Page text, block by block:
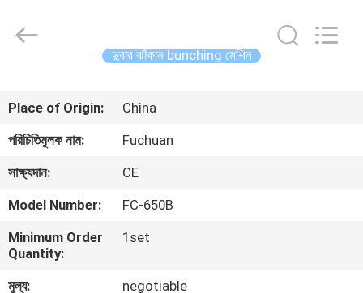
পণ্য
ভিআর
and
Mechanical
দুবার ঝাঁকান bunching মেশিন
Place of Origin:
China
পরিচিতিমুলক নাম:
Fuchuan
সাক্ষ্যদান:
CE
Model Number:
FC-650B
Minimum Order
Quantity:
1set
মূল্য:
negotiable